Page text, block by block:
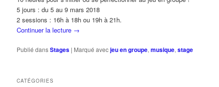
5 jours : du 5 au 9 mars 2018
2 sessions : 16h à 18h ou 19h à 21h.
Continuer la lecture →
Publié dansStages | Marqué avecjeu en groupe,musique,stage
CATÉGORIES